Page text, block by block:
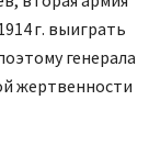
г. выиграть
генерала
жертвенности